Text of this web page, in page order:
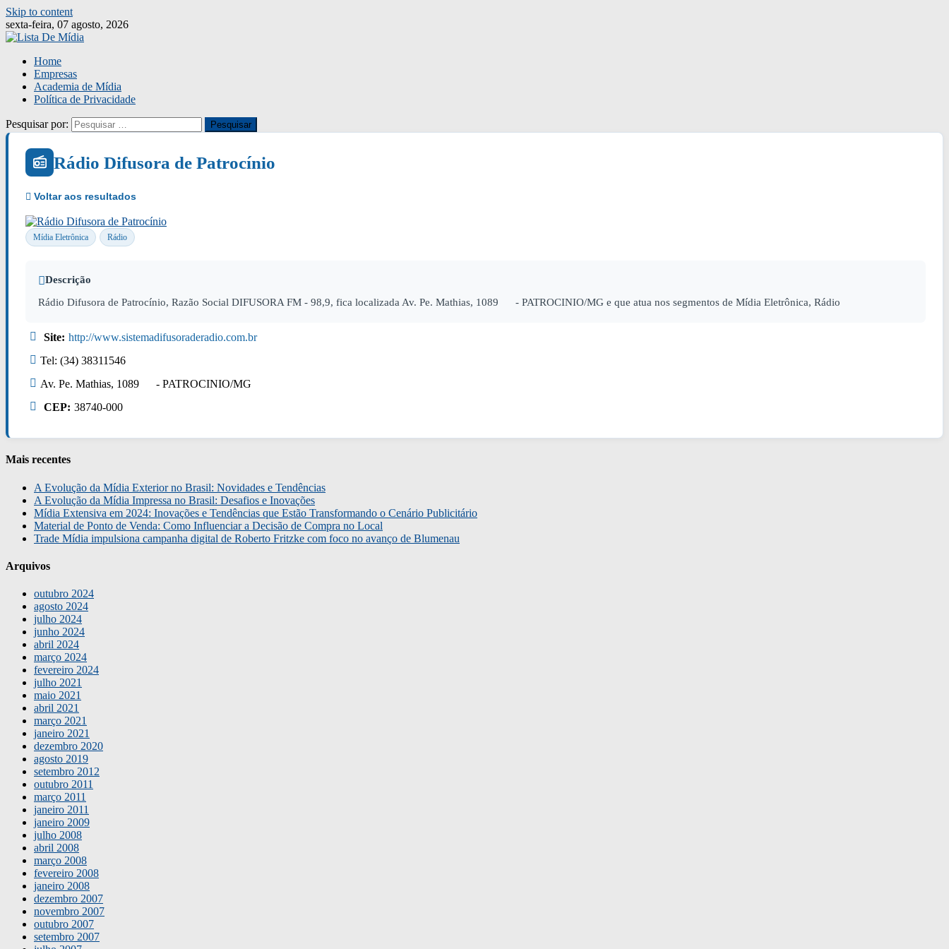
Skip to content
sexta-feira, 07 agosto, 2026
Home
Empresas
Academia de Mídia
Política de Privacidade
Pesquisar por:
Rádio Difusora de Patrocínio
Mídia Eletrônica Rádio
Descrição
Rádio Difusora de Patrocínio, Razão Social DIFUSORA FM - 98,9, fica localizada Av. Pe. Mathias, 1089 - PATROCINIO/MG e que atua nos segmentos de Mídia Eletrônica, Rádio
Site: http://www.sistemadifusoraderadio.com.br
Tel: (34) 38311546
Av. Pe. Mathias, 1089 - PATROCINIO/MG
CEP: 38740-000
Mais recentes
A Evolução da Mídia Exterior no Brasil: Novidades e Tendências
A Evolução da Mídia Impressa no Brasil: Desafios e Inovações
Mídia Extensiva em 2024: Inovações e Tendências que Estão Transformando o Cenário Publicitário
Material de Ponto de Venda: Como Influenciar a Decisão de Compra no Local
Trade Mídia impulsiona campanha digital de Roberto Fritzke com foco no avanço de Blumenau
Arquivos
outubro 2024
agosto 2024
julho 2024
junho 2024
abril 2024
março 2024
fevereiro 2024
julho 2021
maio 2021
abril 2021
março 2021
janeiro 2021
dezembro 2020
agosto 2019
setembro 2012
outubro 2011
março 2011
janeiro 2011
janeiro 2009
julho 2008
abril 2008
março 2008
fevereiro 2008
janeiro 2008
dezembro 2007
novembro 2007
outubro 2007
setembro 2007